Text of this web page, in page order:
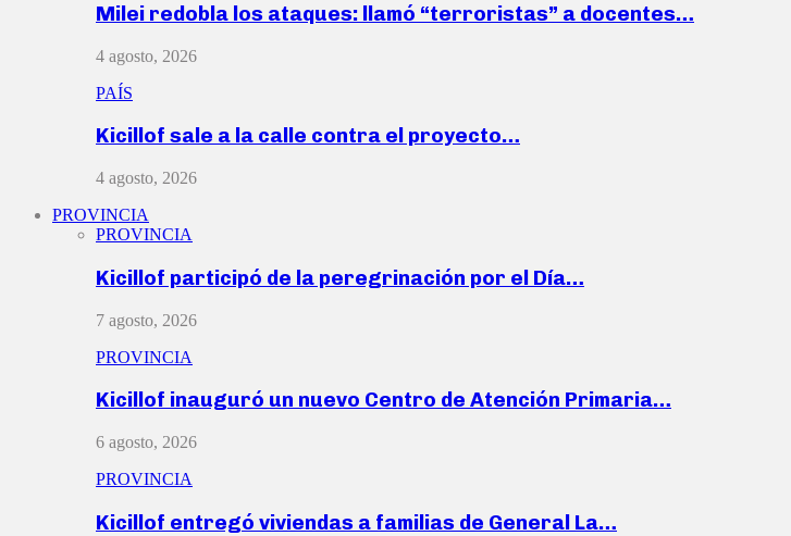
Milei redobla los ataques: llamó “terroristas” a docentes…
4 agosto, 2026
PAÍS
Kicillof sale a la calle contra el proyecto…
4 agosto, 2026
PROVINCIA
PROVINCIA
Kicillof participó de la peregrinación por el Día…
7 agosto, 2026
PROVINCIA
Kicillof inauguró un nuevo Centro de Atención Primaria…
6 agosto, 2026
PROVINCIA
Kicillof entregó viviendas a familias de General La…